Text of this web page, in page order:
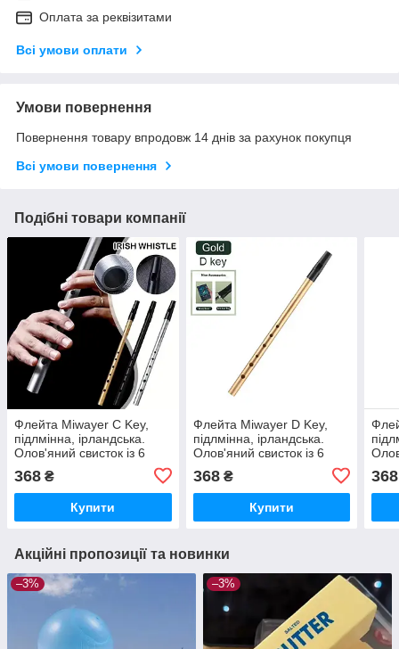
Оплата за реквізитами
Всі умови оплати
Умови повернення
Повернення товару впродовж 14 днів за рахунок покупця
Всі умови повернення
Подібні товари компанії
Флейта Miwayer С Key,
підлмінна, ірландська.
Олов'яний свисток із 6
традиційний ірланд
368 ₴
Купити
Флейта Miwayer D Key,
підлмінна, ірландська.
Олов'яний свисток із 6
традиційний ірланд
368₴
Купити
368
Акційні пропозиції та новинки
–3% –3%